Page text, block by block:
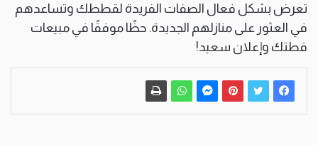
تعرض بشكل فعال الصفات الفريدة لقططك وتساعدهم
في العثور على منازلهم الجديدة. حظًا موفقًا في مبيعات
قطتك وإعلان سعيد!